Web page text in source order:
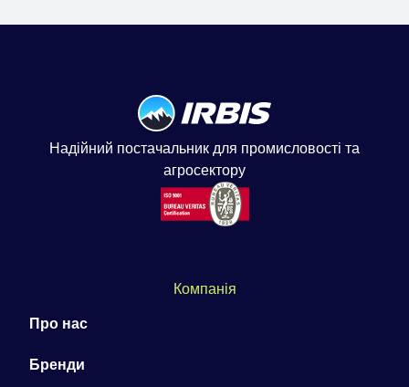
Надійний постачальник для промисловості та
агросектору
Компанія
Про нас
Бренди